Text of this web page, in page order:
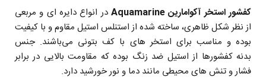
کفشور استخر آکوامارین Aquamarine
در انواع دایره ای و مربعی
از نظر شکل ظاهری، ساخته شده از استنلس استیل مقاوم و با کیفیت
بوده و مناسب برای استخر های با کف بتونی می‌باشند. جنس
بدنه کفشورها از استیل ضد زنگ بوده که مقاومت بالایی در برابر
فشار و تنش های محیطی مانند دما و نور خورشید دارد.